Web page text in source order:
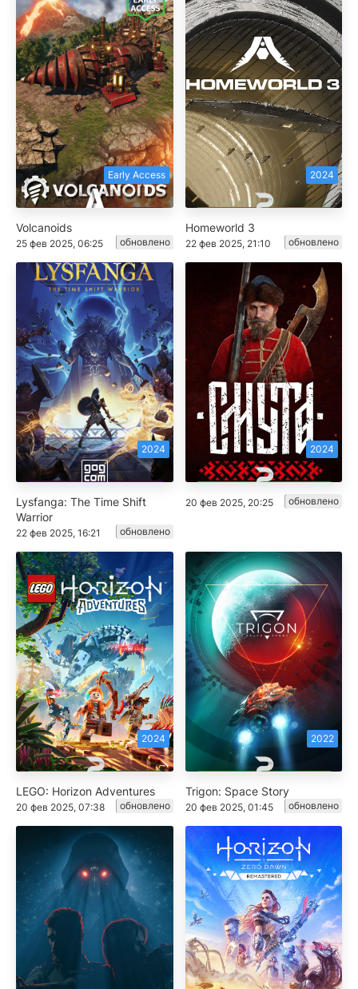
Early Access
Volcanoids
25 фев 2025, 06:25 обновлено
2024
Homeworld 3
22 фев 2025, 21:10 обновлено
2024
Lysfanga: The Time Shift
Warrior
22 фев 2025, 16:21 обновлено
2024
20 фев 2025, 20:25 обновлено
2024
LEGO: Horizon Adventures
20 фев 2025, 07:38 обновлено
2022
Trigon: Space Story
20 фев 2025, 01:45 обновлено